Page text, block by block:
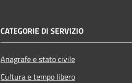
CATEGORIE DI SERVIZIO
Anagrafe e stato civile
Cultura e tempo libero